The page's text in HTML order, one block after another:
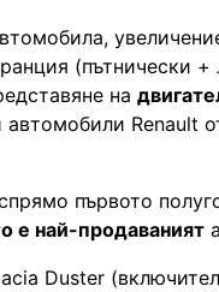
(пътнически
на
Renault
първото
е най-продаваният
Duster